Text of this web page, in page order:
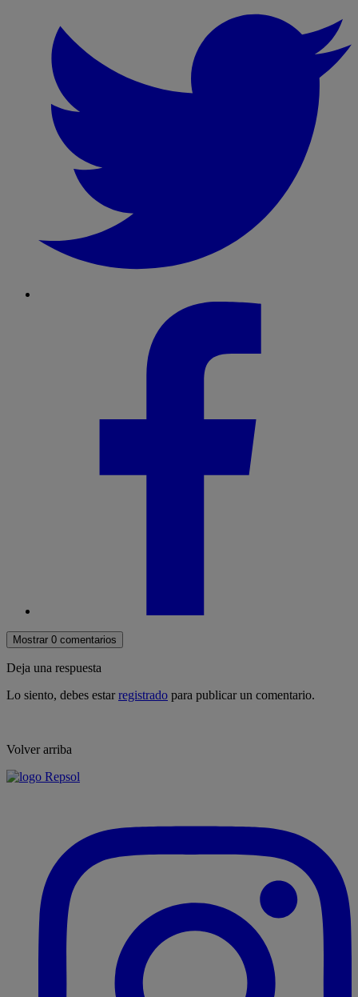
Mostrar 0 comentarios
Deja una respuesta
Lo siento, debes estarregistrado para publicar un comentario.
Volver arriba